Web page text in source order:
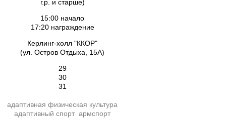
г.р. и старше)
15:00 начало
17:20 награждение
Керлинг-холл "ККОР"
(ул. Остров Отдыха, 15А)
29
30
31
адаптивная физическая культура
адаптивный спорт армспорт